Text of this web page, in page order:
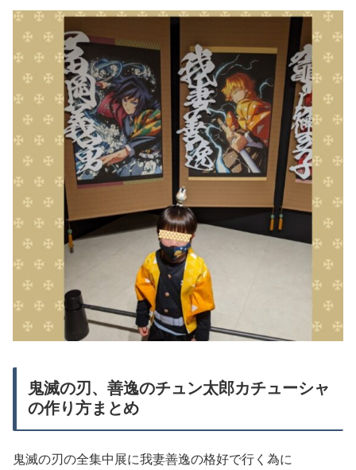
鬼滅の刃、善逸のチュン太郎カチューシャ
の作り方まとめ
鬼滅の刃の全集中展に我妻善逸の格好で行く為に